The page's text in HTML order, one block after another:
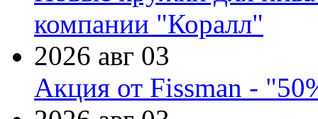
компании "Коралл"
2026 авг 03
Акция от Fissman -